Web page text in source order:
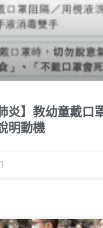
炎】教幼童戴口
明動機